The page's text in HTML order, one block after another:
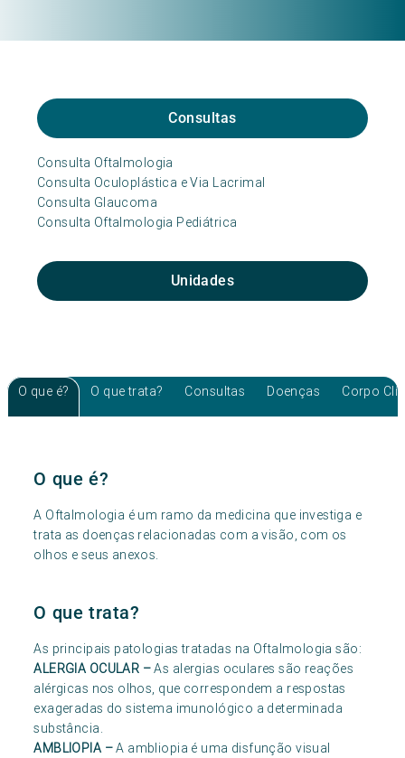
Consultas
Consulta Oftalmologia
Consulta Oculoplástica e Via Lacrimal
Consulta Glaucoma
Consulta Oftalmologia Pediátrica
Unidades
O que é? O que trata? Consultas Doenças Corpo
O que é?
A Oftalmologia é um ramo da medicina que investiga e
trata as doenças relacionadas com a visão, com os
olhos e seus anexos.
O que trata?
As principais patologias tratadas na Oftalmologia são:
ALERGIA OCULAR –As alergias oculares são reações
alérgicas nos olhos, que correspondem a respostas
exageradas do sistema imunológico a determinada
substância.
AMBLIOPIA –A ambliopia é uma disfunção visual